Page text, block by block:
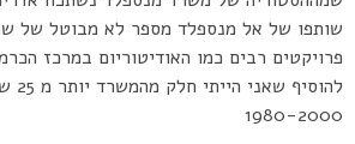
שותפו של אל מנספלד מספר לא מבוטל של
פרויקטים רבים כמו האודיטוריום במרכז
1980-2000